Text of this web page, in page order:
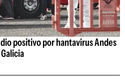
positivo por hantavirus Andes